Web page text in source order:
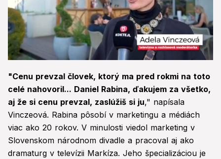
of
1
minute,
18
seconds
"Cenu prevzal človek, ktorý ma pred rokmi na toto
celé nahovoril... Daniel Rabina, ďakujem za všetko,
aj že si cenu prevzal, zaslúžiš si ju," napísala
Vinczeová. Rabina pôsobí v marketingu a médiách
viac ako 20 rokov. V minulosti viedol marketing v
Slovenskom národnom divadle a pracoval aj ako
dramaturg v televízii Markíza. Jeho špecializáciou je